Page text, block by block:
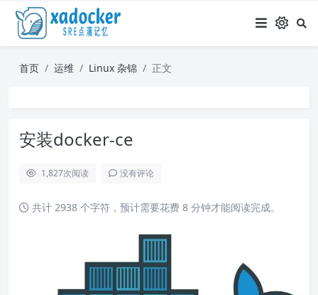
首页 运维 Linux 杂锦 正文
安装docker-ce
1,827次阅读 没有评论
共计 2938 个字符，预计需要花费 8 分钟才能阅读完成。